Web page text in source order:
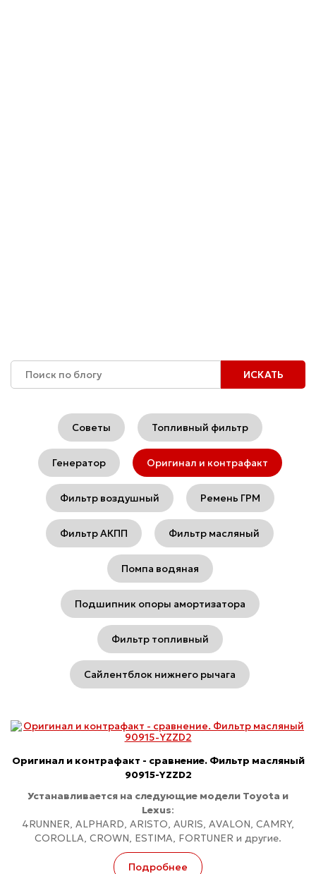
Советы Топливный фильтр
Генератор Оригинал и контрафакт
Фильтр воздушный Ремень ГРМ
Фильтр АКПП Фильтр масляный
Помпа водяная
Подшипник опоры амортизатора
Фильтр топливный
Сайлентблок нижнего рычага
Оригинал и контрафакт - сравнение. Фильтр масляный
90915-YZZD2
Устанавливается на следующие модели Toyota и
Lexus:
4RUNNER, ALPHARD, ARISTO, AURIS, AVALON, CAMRY,
COROLLA, CROWN, ESTIMA, FORTUNER и другие.
Подробнее